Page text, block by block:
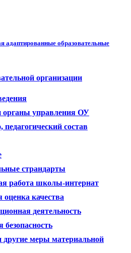
адаптированные образовательные
организации
органы управления ОУ
педагогический состав
страндарты
работа школы-интернат
оценка качества
деятельность
безопасность
другие меры материальной